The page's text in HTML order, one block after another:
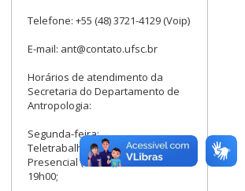
Telefone: +55 (48) 3721-4129 (Voip)
E-mail: ant@contato.ufsc.br
Horários de atendimento da
Secretaria do Departamento de
Antropologia:
Segunda-feira:
Teletrabalho, de 9h00 às 11h00;
Presencial (Sala 3), de 13h00 às
19h00;